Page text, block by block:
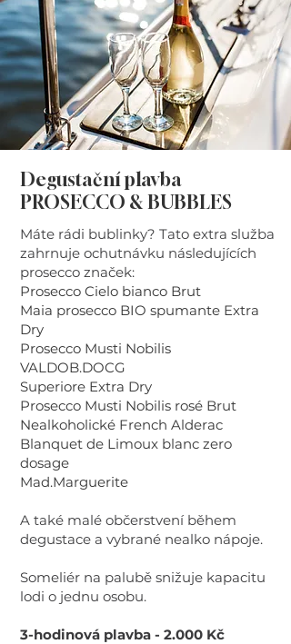
Degustační plavba
PROSECCO & BUBBLES
Máte rádi bublinky? Tato extra služba
zahrnuje ochutnávku následujících
prosecco značek:
Prosecco Cielo bianco Brut
Maia prosecco BIO spumante Extra
Dry
Prosecco Musti Nobilis
VALDOB.DOCG
Superiore Extra Dry
Prosecco Musti Nobilis rosé Brut
Nealkoholické French Alderac
Blanquet de Limoux blanc zero
dosage
Mad.Marguerite
A také malé občerstvení během
degustace a vybrané nealko nápoje.
Someliér na palubě snižuje kapacitu
lodi o jednu osobu.
3-hodinová plavba - 2.000 Kč